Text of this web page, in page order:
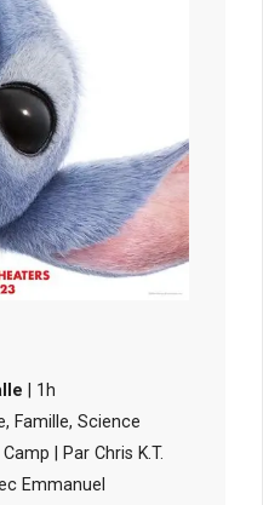
| 1h
Famille, Science
| Par Chris K.T.
Emmanuel